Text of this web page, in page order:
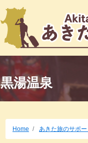
黒湯温泉
Home あきた旅のサポ